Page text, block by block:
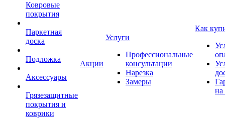
Ковровые
покрытия
Паркетная
доска
Подложка
Аксессуары
Грязезащитные
покрытия и
коврики
Акции
Услуги
Профессиональные
консультации
Нарезка
Замеры
Как
на